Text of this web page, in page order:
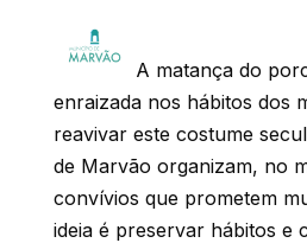
A matança do
enraizada nos hábitos dos
reavivar este costume
de Marvão organizam, no
convívios que prometem
ideia é preservar hábitos e